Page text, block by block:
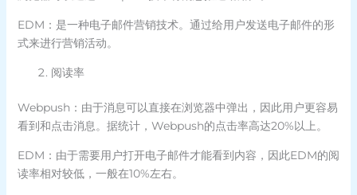
EDM：是一种电子邮件营销技术。通过给用户发送电子邮件的形
式来进行营销活动。
阅读率
Webpush：由于消息可以直接在浏览器中弹出，因此用户更容易
看到和点击消息。据统计，Webpush的点击率高达20%以上。
EDM：由于需要用户打开电子邮件才能看到内容，因此EDM的阅
读率相对较低，一般在10%左右。